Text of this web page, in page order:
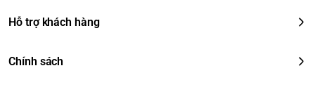
Hỗ trợ khách hàng
Chính sách